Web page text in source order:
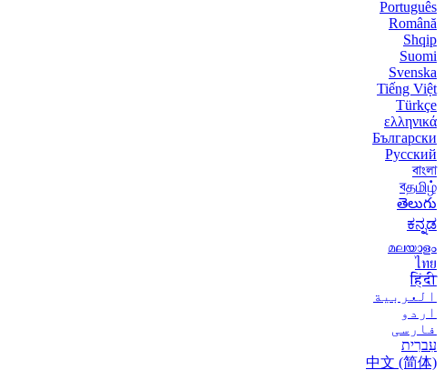
Português
Română
Shqip
Suomi
Svenska
Tiếng Việt
Türkçe
ελληνικά
Български
Русский
বাংলা
বதமிழ்
తెలుగు
ಕನ್ನಡ
മലയാളം
ไทย
हिंदी
العربية
اردو
فارسی
עִברִית
中文 (简体)